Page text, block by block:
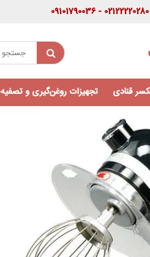
قنادی تجهیزات روغن‌گیری و تصفیه